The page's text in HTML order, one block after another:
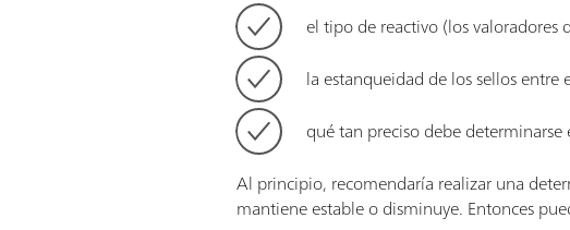
el tipo de reactivo (los valoradores
la estanqueidad de los sellos
qué tan preciso debe
Al principio, recomendaría realizar una
mantiene estable o disminuye. Entonces